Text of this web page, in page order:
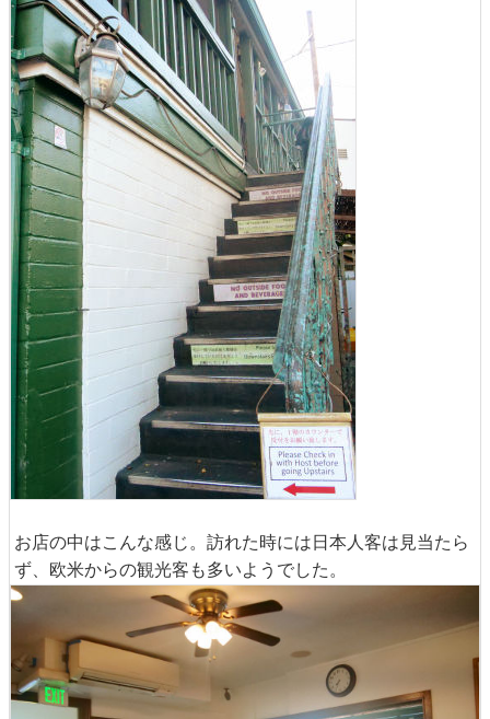
お店の中はこんな感じ。訪れた時には日本人客は見当たら
ず、欧米からの観光客も多いようでした。